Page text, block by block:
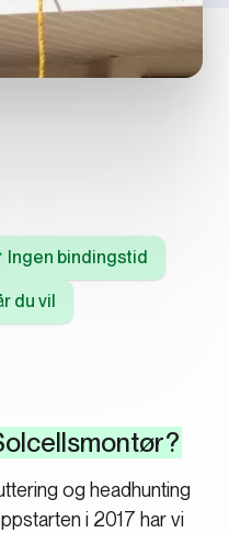
Ingen bindingstid
du vil
og headhunting
i 2017 har vi